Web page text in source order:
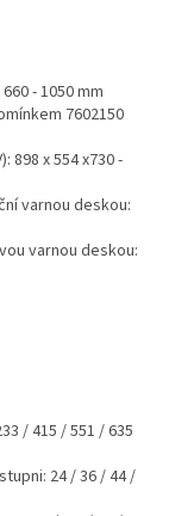
- 1050 mm
7602150
898 x 554 x730 -
varnou deskou:
varnou deskou:
/ 415 / 551 / 635
24 / 36 / 44 /